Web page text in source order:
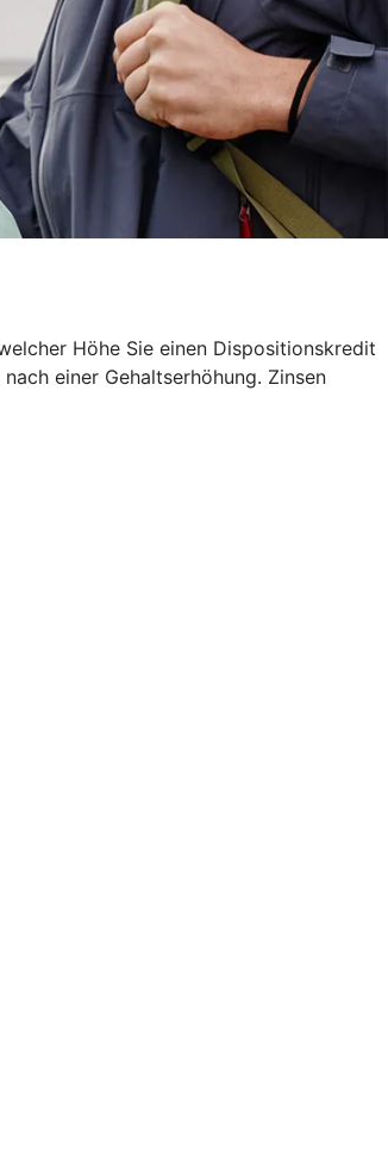
Höhe Sie einen Dispositionskredit
einer Gehaltserhöhung. Zinsen